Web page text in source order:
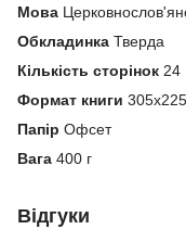
Мова
Обкладинка Тверда
Кількість сторінок 24
Формат книги
Папір Офсет
Вага 400 г
Відгуки